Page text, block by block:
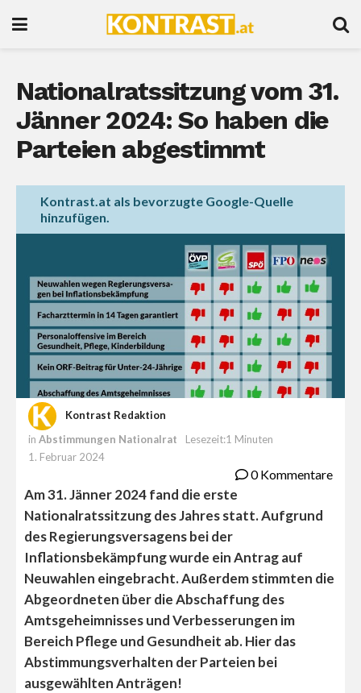
Nationalratssitzung vom 31.
Jänner 2024: So haben die
Parteien abgestimmt
Kontrast.at als bevorzugte Google-Quelle
hinzufügen.
Kontrast Redaktion
in Abstimmungen Nationalrat
Lesezeit:1 Minuten
1. Februar 2024
0 Kommentare
Am 31. Jänner 2024 fand die erste
Nationalratssitzung des Jahres statt. Aufgrund
des Regierungsversagens bei der
Inflationsbekämpfung wurde ein Antrag auf
Neuwahlen eingebracht. Außerdem stimmten die
Abgeordneten über die Abschaffung des
Amtsgeheimnisses und Verbesserungen im
Bereich Pflege und Gesundheit ab. Hier das
Abstimmungsverhalten der Parteien bei
ausgewählten Anträgen!